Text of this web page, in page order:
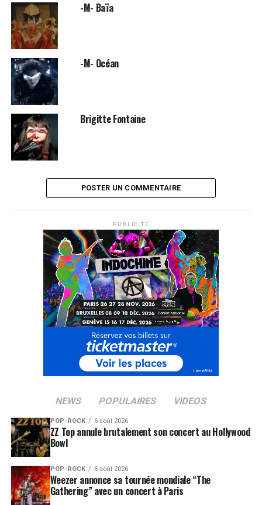
proche de la maestria d’un Van Halen, remplissant des
salles de plus en plus grandes.
SUJETS ASSOCIÉS: MATHIEU CHEDID
-M- Baïa
-M- Océan
Brigitte Fontaine
POSTER UN COMMENTAIRE
PUBLICITÉ
NEWS POPULAIRES VIDEOS
POP-ROCK 6 août 2026
ZZ Top annule brutalement son concert au Hollywood
Bowl
POP-ROCK 6 août 2026
Weezer annonce sa tournée mondiale “The
Gathering” avec un concert à Paris